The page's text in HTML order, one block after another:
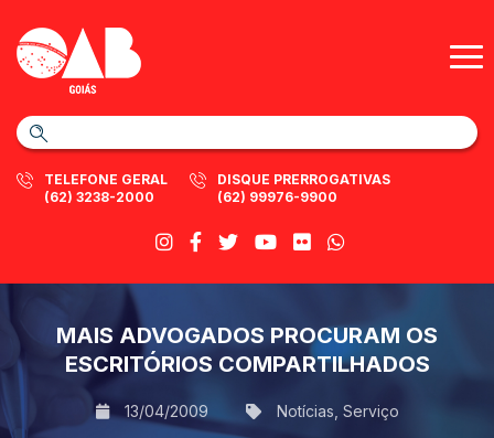
TELEFONE GERAL
(62) 3238-2000
DISQUE PRERROGATIVAS
(62) 99976-9900
MAIS ADVOGADOS PROCURAM OS
ESCRITÓRIOS COMPARTILHADOS
13/04/2009 Notícias Serviço